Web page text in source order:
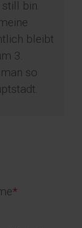
bin.
bleibt
3.
so
*